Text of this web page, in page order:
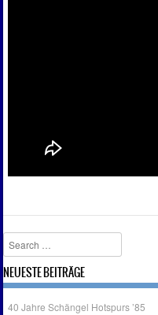
Search
NEUESTE BEITRÄGE
40 Jahre Schängel Hotspurs ’85